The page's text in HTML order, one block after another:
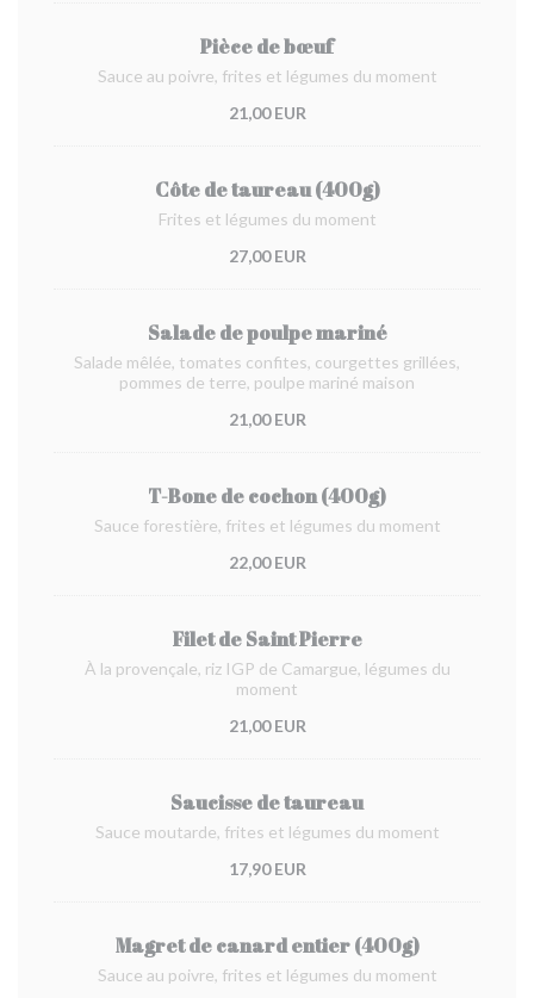
Pièce de bœuf
Sauce au poivre, frites et légumes du moment
21,00 EUR
Côte de taureau (400g)
Frites et légumes du moment
27,00 EUR
Salade de poulpe mariné
Salade mêlée, tomates confites, courgettes grillées,
pommes de terre, poulpe mariné maison
21,00 EUR
T-Bone de cochon (400g)
Sauce forestière, frites et légumes du moment
22,00 EUR
Filet de Saint Pierre
À la provençale, riz IGP de Camargue, légumes du
moment
21,00 EUR
Saucisse de taureau
Sauce moutarde, frites et légumes du moment
17,90 EUR
Magret de canard entier (400g)
Sauce au poivre, frites et légumes du moment